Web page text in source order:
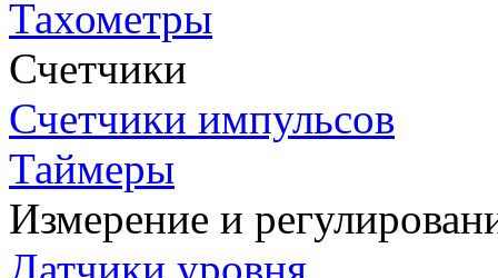
Тахометры
Счетчики
Счетчики импульсов
Таймеры
Измерение и